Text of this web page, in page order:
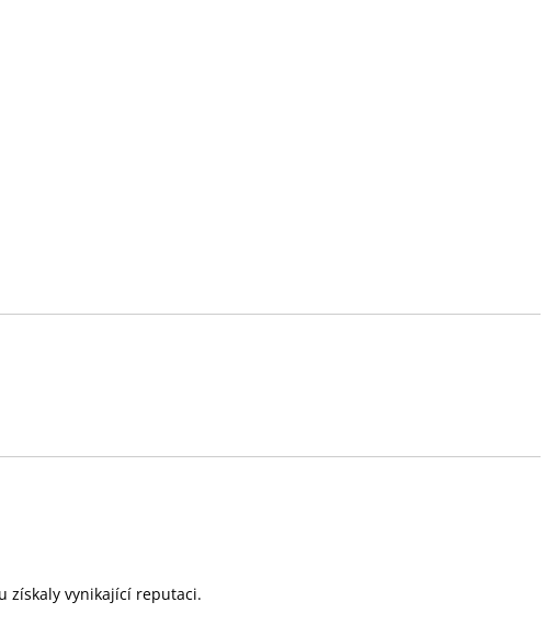
získaly vynikající reputaci.